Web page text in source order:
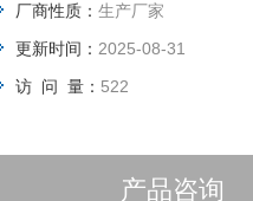
厂商性质： 生产厂家
更新时间： 2025-08-31
访 问 量： 522
产品咨询